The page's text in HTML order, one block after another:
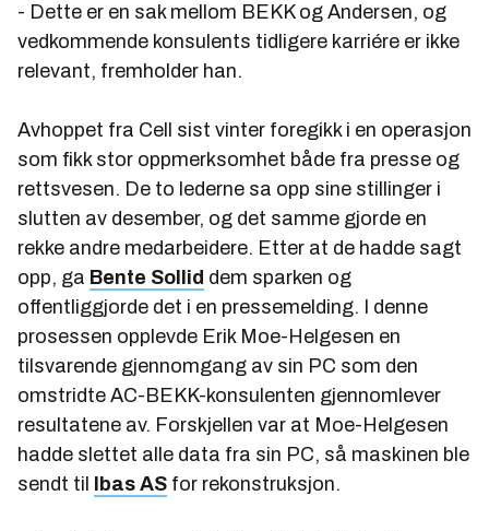
- Dette er en sak mellom BEKK og Andersen, og
vedkommende konsulents tidligere karriére er ikke
relevant, fremholder han.
Avhoppet fra Cell sist vinter foregikk i en operasjon
som fikk stor oppmerksomhet både fra presse og
rettsvesen. De to lederne sa opp sine stillinger i
slutten av desember, og det samme gjorde en
rekke andre medarbeidere. Etter at de hadde sagt
opp, ga Bente Sollid dem sparken og
offentliggjorde det i en pressemelding. I denne
prosessen opplevde Erik Moe-Helgesen en
tilsvarende gjennomgang av sin PC som den
omstridte AC-BEKK-konsulenten gjennomlever
resultatene av. Forskjellen var at Moe-Helgesen
hadde slettet alle data fra sin PC, så maskinen ble
sendt til
Ibas AS for rekonstruksjon.